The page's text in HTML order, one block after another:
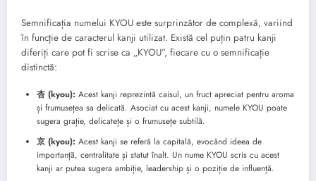
Semnificația numelui KYOU este surprinzător de complexă, variind
în funcție de caracterul kanji utilizat. Există cel puțin patru kanji
diferiți care pot fi scrise ca „KYOU”, fiecare cu o semnificație
distinctă:
杏 (kyou): Acest kanji reprezintă caisul, un fruct apreciat pentru aroma
și frumusețea sa delicată. Asociat cu acest kanji, numele KYOU poate
sugera grație, delicatețe și o frumusețe subtilă.
京 (kyou): Acest kanji se referă la capitală, evocând ideea de
importanță, centralitate și statut înalt. Un nume KYOU scris cu acest
kanji ar putea sugera ambiție, leadership și o poziție de influență.